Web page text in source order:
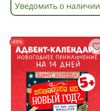
Уведомить о наличии
-49%